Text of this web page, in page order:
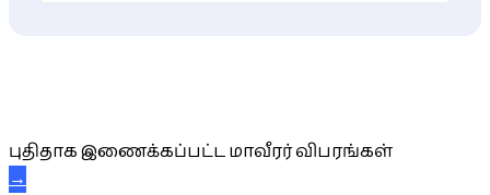
புதிதாக இணைக்கப்பட்ட மாவீரர் விபரங்கள்
→